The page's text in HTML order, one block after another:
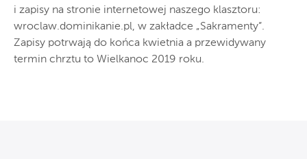
i zapisy na stronie internetowej naszego klasztoru:
wroclaw.dominikanie.pl, w zakładce „Sakramenty”.
Zapisy potrwają do końca kwietnia a przewidywany
termin chrztu to Wielkanoc 2019 roku.